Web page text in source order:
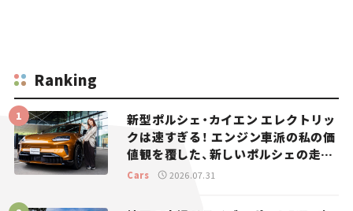
Ranking
新型ポルシェ・カイエン エレクトリッ
クは速すぎる！ エンジン車派の私の価
値観を覆した、新しいポルシェの走
り。
Cars 2026.07.31